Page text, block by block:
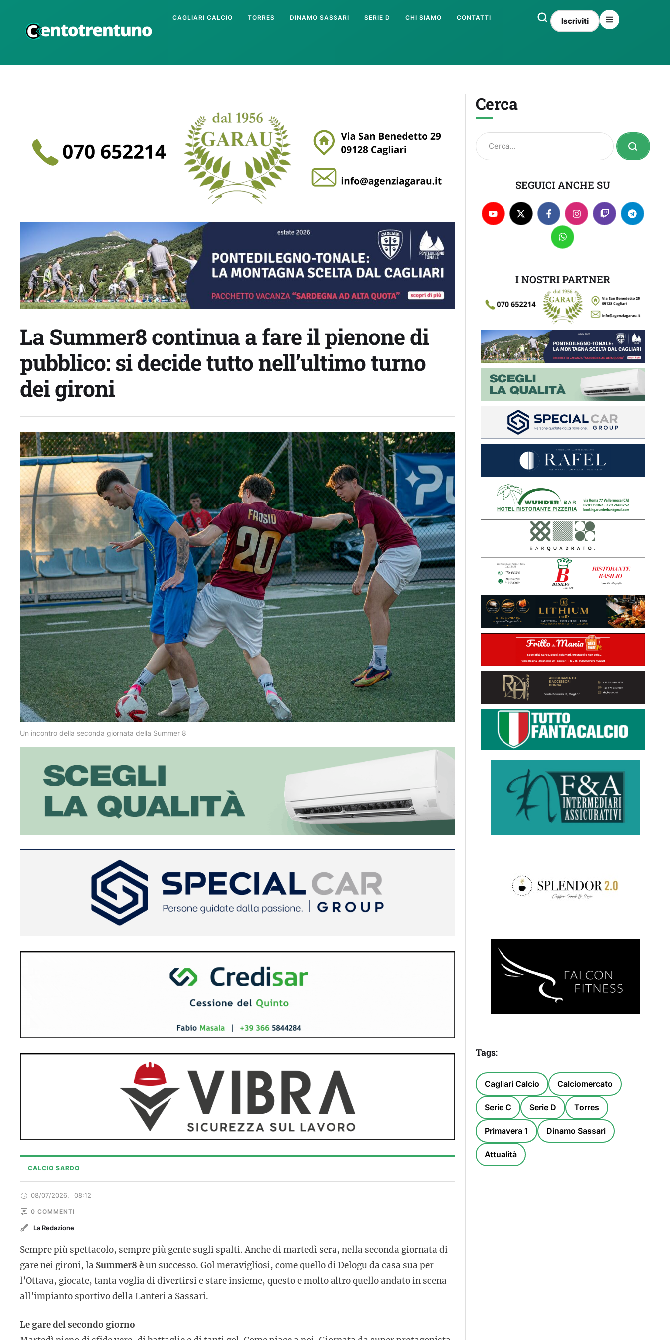
CAGLIARI CALCIO TORRES DINAMO SASSARI SERIE D CHI SIAMO CONTATTI Iscriviti
La Summer8 continua a fare il pienone di
pubblico: si decide tutto nell’ultimo turno
dei gironi
Un incontro della seconda giornata della Summer 8
CALCIO SARDO
08/07/2026, 08:12
0 COMMENTI
La Redazione
Sempre più spettacolo, sempre più gente sugli spalti. Anche di martedì sera, nella seconda giornata di
gare nei gironi, la Summer8 èun successo. Gol meravigliosi, come quello di Delogu da casa sua per
l’Ottava, giocate, tanta voglia di divertirsi e stare insieme, questo e molto altro quello andato in scena
all’impianto sportivo della Lanteri a Sassari.
Le gare del secondo giorno
Cerca
SEGUICI ANCHE SU
I NOSTRI PARTNER
Tags:
Cagliari Calcio Calciomercato
Serie C Serie D Torres
Primavera 1 Dinamo Sassari
Attualità